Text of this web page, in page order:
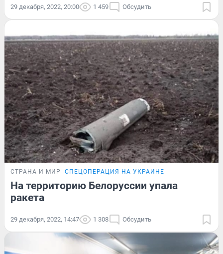
29 декабря, 2022, 20:00 1 459 Обсудить
СТРАНА И МИР СПЕЦОПЕРАЦИЯ НА УКРАИНЕ
На территорию Белоруссии упала
ракета
29 декабря, 2022, 14:47 1 308 Обсудить